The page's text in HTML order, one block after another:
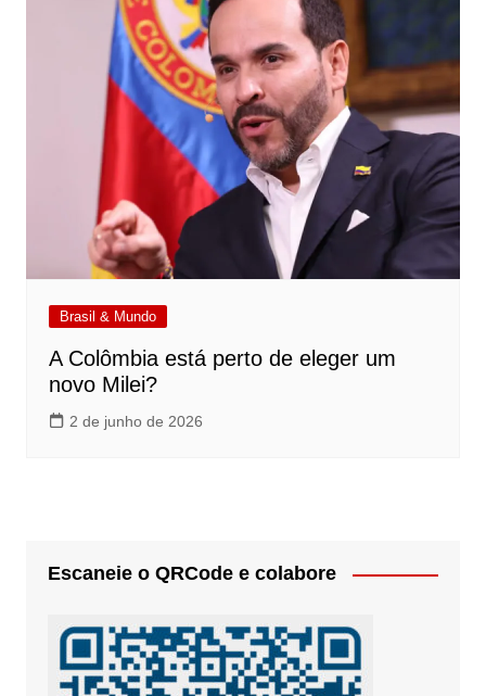
Brasil & Mundo
A Colômbia está perto de eleger um
novo Milei?
2 de junho de 2026
Escaneie o QRCode e colabore